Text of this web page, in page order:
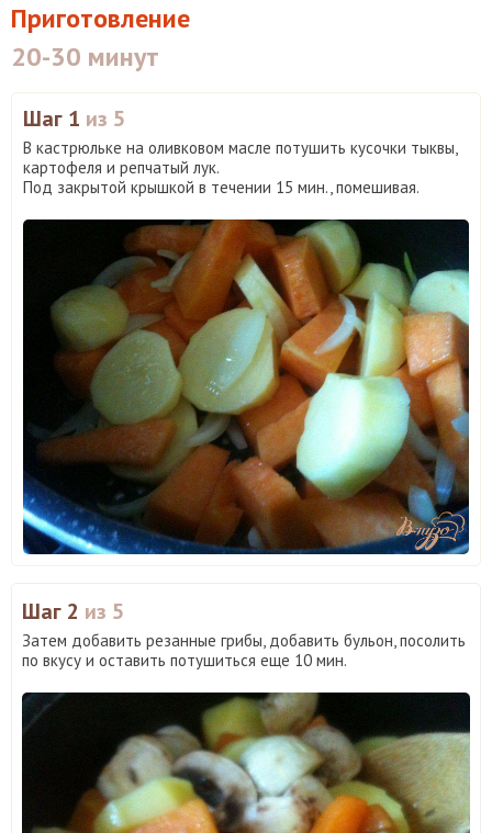
Приготовление
20-30 минут
Шаг 1 из 5
В кастрюльке на оливковом масле потушить кусочки тыквы,
картофеля и репчатый лук.
Под закрытой крышкой в течении 15 мин., помешивая.
Шаг 2 из 5
Затем добавить резанные грибы, добавить бульон, посолить
по вкусу и оставить потушиться еще 10 мин.